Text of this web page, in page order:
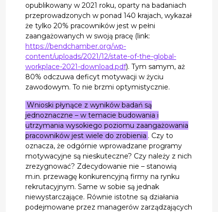
opublikowany w 2021 roku, oparty na badaniach
przeprowadzonych w ponad 140 krajach, wykazał
że tylko 20% pracowników jest w pełni
zaangażowanych w swoją pracę (link:
https://bendchamber.org/wp-
content/uploads/2021/12/state-of-the-global-
workplace-2021-download.pdf). Tym samym, aż
80% odczuwa deficyt motywacji w życiu
zawodowym. To nie brzmi optymistycznie.
Wnioski płynące z wyników badań są
jednoznaczne – w temacie budowania i
utrzymania wysokiego poziomu zaangażowania
pracowników jest wiele do zrobienia . Czy to
oznacza, że odgórnie wprowadzane programy
motywacyjne są nieskuteczne? Czy należy z nich
zrezygnować? Zdecydowanie nie – stanowią
m.in. przewagę konkurencyjną firmy na rynku
rekrutacyjnym. Same w sobie są jednak
niewystarczające. Równie istotne są działania
podejmowane przez managerów zarządzających